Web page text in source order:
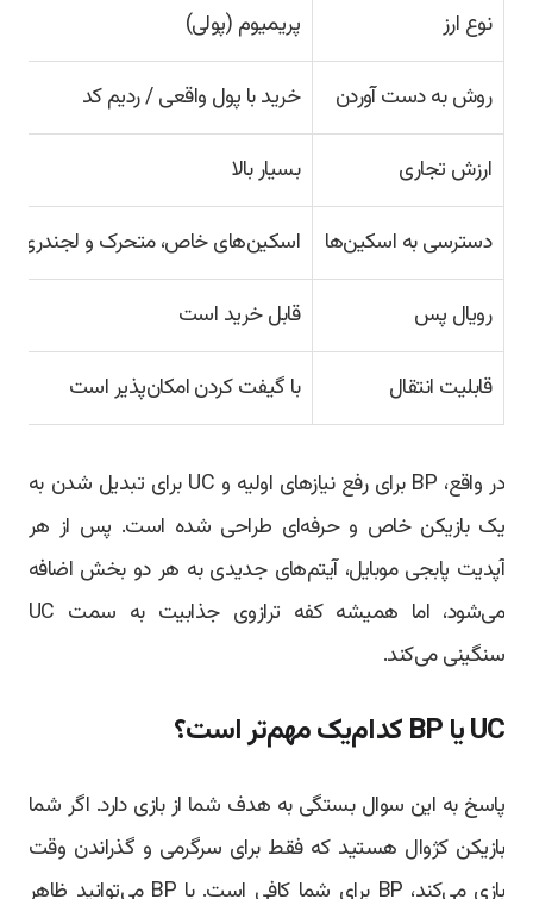
نوع ارز پریمیوم (پولی)
روش به دست آوردن خرید با پول واقعی / ردیم کد
ارزش تجاری بسیار بالا
دسترسی به اسکین‌ها اسکین‌های خاص، متحرک و لجندری
رویال پس قابل خرید است
قابلیت انتقال با گیفت کردن امکان‌پذیر است
در واقع، BP برای رفع نیازهای اولیه و UC برای تبدیل شدن به
یک بازیکن خاص و حرفه‌ای طراحی شده است. پس از هر
آپدیت پابجی موبایل، آیتم‌های جدیدی به هر دو بخش اضافه
می‌شود، اما همیشه کفه ترازوی جذابیت به سمت UC
سنگینی می‌کند.
UC یا BP کدام‌یک مهم‌تر است؟
پاسخ به این سوال بستگی به هدف شما از بازی دارد. اگر شما
بازیکن کژوال هستید که فقط برای سرگرمی و گذراندن وقت
بازی می‌کند، BP برای شما کافی است. با BP می‌توانید ظاهر